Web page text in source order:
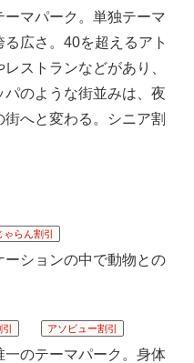
マパーク。単独テーマ
広さ。40を超えるアト
ストランなどがあり、
パのような街並みは、夜
へと変わる。シニア割
ゃらん割引
ションの中で動物との
引 アソビュー割引
のテーマパーク。身体